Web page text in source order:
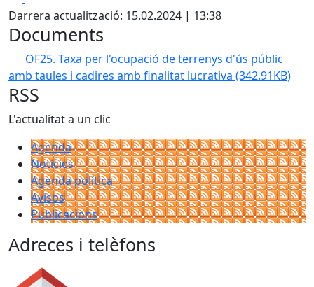
Darrera actualització: 15.02.2024 | 13:38
Documents
OF25. Taxa per l'ocupació de terrenys d'ús públic
amb taules i cadires amb finalitat lucrativa (342.91KB)
RSS
L'actualitat a un clic
Agenda
Notícies
Agenda política
Avisos
Publicacions
Adreces i telèfons